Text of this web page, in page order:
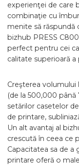
experienţei de care
combinaţie cu
menite să răspundă
bizhub PRESS
perfect pentru cei
calitate superioară a
Creşterea
(de la 500,000
setărilor casetelor
de printare,
Un alt avantaj al
crescută în ceea ce
Capacitatea sa de a
printare oferă o